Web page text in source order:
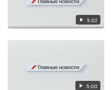
5:02
5:00